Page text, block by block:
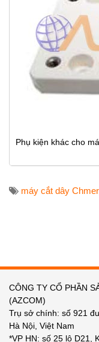
Phụ kiện khác cho
máy cắt dây Chmer
CÔNG TY CỔ PHẦN
(AZCOM)
Trụ sở chính: số 921
Hà Nội, Việt Nam
*VP HN: số 25 lô D21,